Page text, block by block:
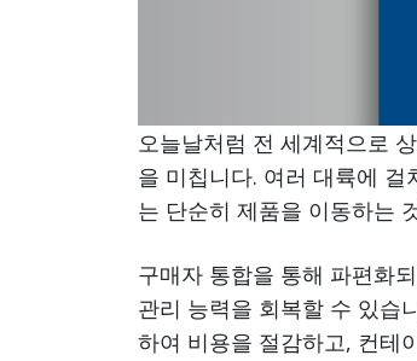
오늘날처럼 전 세계적으로
을 미칩니다. 여러 대륙에
는 단순히 제품을 이동하는
구매자 통합을 통해 파편화
관리 능력을 회복할 수 있습
하여 비용을 절감하고, 컨테